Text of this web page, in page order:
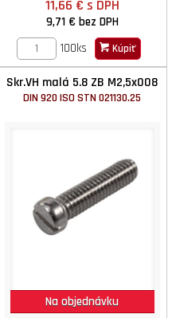
11,66 € s DPH
9,71 € bez DPH
100ks
Kúpiť
Skr.VH malá 5.8 ZB M2,5x008
DIN 920 ISO STN 021130.25
Na objednávku